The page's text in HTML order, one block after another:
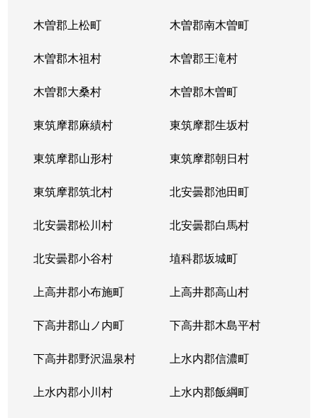
木曽郡上松町 木曽郡南木曽町
木曽郡木祖村 木曽郡王滝村
木曽郡大桑村 木曽郡木曽町
東筑摩郡麻績村 東筑摩郡生坂村
東筑摩郡山形村 東筑摩郡朝日村
東筑摩郡筑北村 北安曇郡池田町
北安曇郡松川村 北安曇郡白馬村
北安曇郡小谷村 埴科郡坂城町
上高井郡小布施町 上高井郡高山村
下高井郡山ノ内町 下高井郡木島平村
下高井郡野沢温泉村 上水内郡信濃町
上水内郡小川村 上水内郡飯綱町